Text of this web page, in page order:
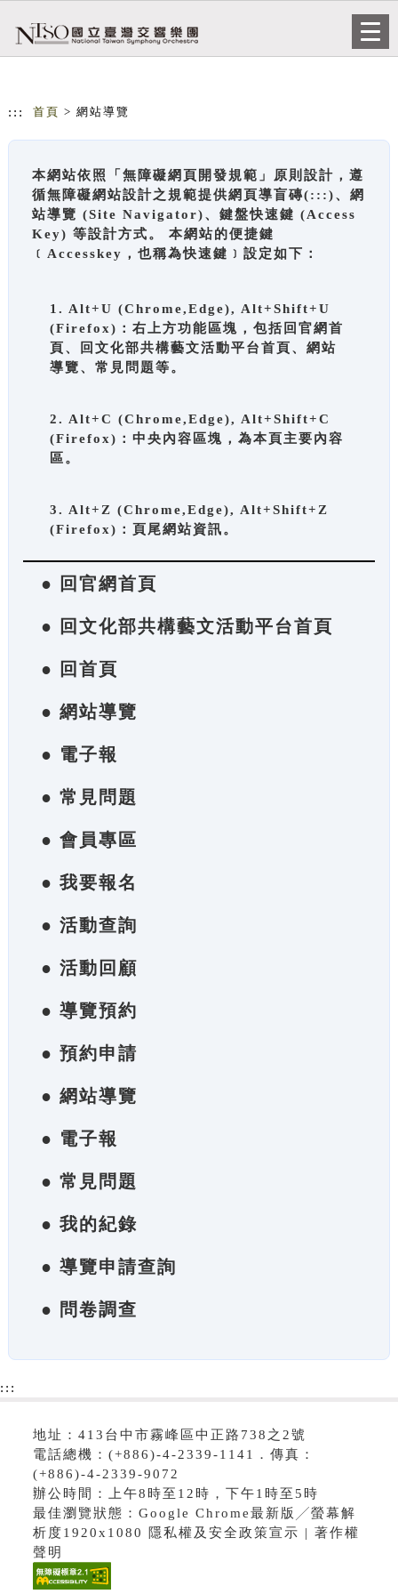
::: 首頁 > 網站導覽
本網站依照「無障礙網頁開發規範」原則設計，遵
循無障礙網站設計之規範提供網頁導盲磚(:::)、網
站導覽 (Site Navigator)、鍵盤快速鍵 (Access
Key) 等設計方式。 本網站的便捷鍵
﹝Accesskey，也稱為快速鍵﹞設定如下：
1. Alt+U (Chrome,Edge), Alt+Shift+U
(Firefox)：右上方功能區塊，包括回官網首
頁、回文化部共構藝文活動平台首頁、網站
導覽、常見問題等。
2. Alt+C (Chrome,Edge), Alt+Shift+C
(Firefox)：中央內容區塊，為本頁主要內容
區。
3. Alt+Z (Chrome,Edge), Alt+Shift+Z
(Firefox)：頁尾網站資訊。
● 回官網首頁
● 回文化部共構藝文活動平台首頁
● 回首頁
● 網站導覽
● 電子報
● 常見問題
● 會員專區
● 我要報名
● 活動查詢
● 活動回顧
● 導覽預約
● 預約申請
● 網站導覽
● 電子報
● 常見問題
● 我的紀錄
● 導覽申請查詢
● 問卷調查
:::
地址：413台中市霧峰區中正路738之2號
電話總機：(+886)-4-2339-1141．傳真：
(+886)-4-2339-9072
辦公時間：上午8時至12時，下午1時至5時
最佳瀏覽狀態：Google Chrome最新版╱螢幕解
析度1920x1080 隱私權及安全政策宣示 | 著作權
聲明